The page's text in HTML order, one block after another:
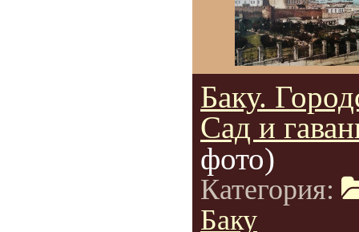
Баку.
Сад и
фото)
Категория:
Баку